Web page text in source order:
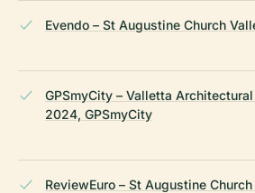
Evendo – St Augustine Church
GPSmyCity – Valletta
2024, GPSmyCity
ReviewEuro – St Augustine